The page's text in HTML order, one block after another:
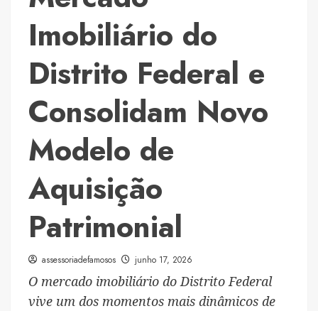
Imobiliário do
Distrito Federal e
Consolidam Novo
Modelo de
Aquisição
Patrimonial
assessoriadefamosos junho 17, 2026
O mercado imobiliário do Distrito Federal
vive um dos momentos mais dinâmicos de